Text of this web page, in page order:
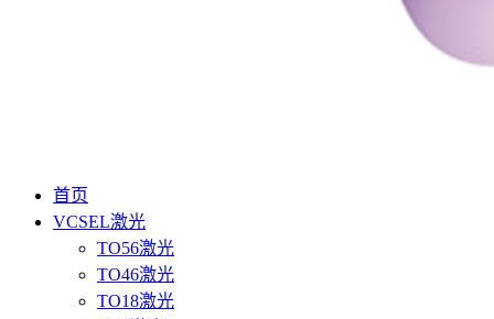
首页
VCSEL激光
TO56激光
TO46激光
TO18激光